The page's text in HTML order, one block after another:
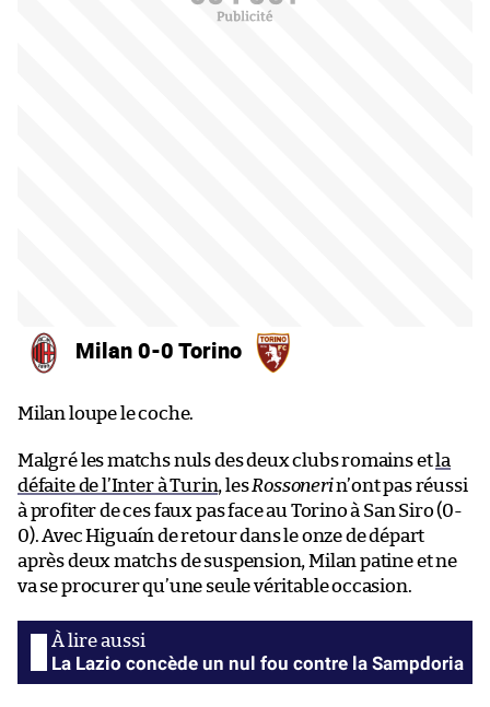
Milan 0-0 Torino
Milan loupe le coche.
Malgré les matchs nuls des deux clubs romains etla
défaite de l’Inter à Turin, lesRossonerin’ont pas réussi
à profiter de ces faux pas face au Torino à San Siro (0-
0). Avec Higuaín de retour dans le onze de départ
après deux matchs de suspension, Milan patine et ne
va se procurer qu’une seule véritable occasion.
La Lazio concède un nul fou contre la Sampdoria